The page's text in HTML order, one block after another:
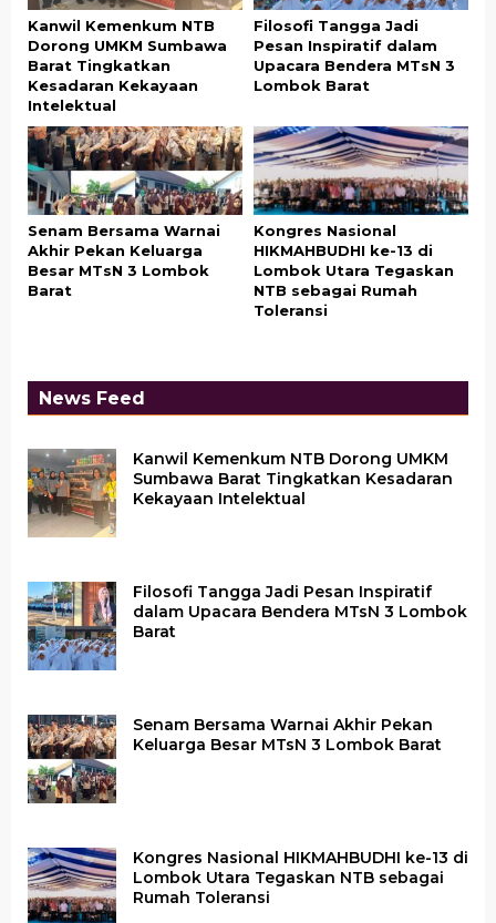
Kanwil Kemenkum NTB
Dorong UMKM Sumbawa
Barat Tingkatkan
Kesadaran Kekayaan
Intelektual
Filosofi Tangga Jadi
Pesan Inspiratif dalam
Upacara Bendera MTsN 3
Lombok Barat
Senam Bersama Warnai
Akhir Pekan Keluarga
Besar MTsN 3 Lombok
Barat
Kongres Nasional
HIKMAHBUDHI ke-13 di
Lombok Utara Tegaskan
NTB sebagai Rumah
Toleransi
News Feed
Kanwil Kemenkum NTB Dorong UMKM
Sumbawa Barat Tingkatkan Kesadaran
Kekayaan Intelektual
Filosofi Tangga Jadi Pesan Inspiratif
dalam Upacara Bendera MTsN 3 Lombok
Barat
Senam Bersama Warnai Akhir Pekan
Keluarga Besar MTsN 3 Lombok Barat
Kongres Nasional HIKMAHBUDHI ke-13 di
Lombok Utara Tegaskan NTB sebagai
Rumah Toleransi